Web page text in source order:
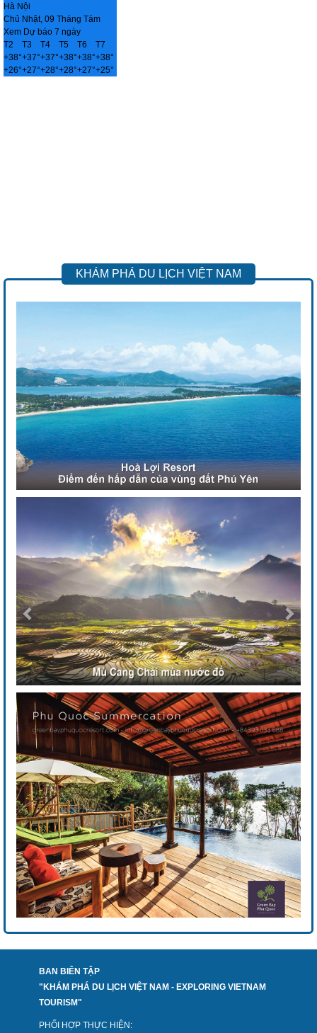
Hà Nội
Chủ Nhật, 09 Tháng Tám
Xem Dự báo 7 ngày
T2
T3 T4 T5 T6
T7
+38°+37°+37°+38°+38°+38°
+26°+27°+28°+28°+27°+25°
KHÁM PHÁ DU LỊCH VIỆT NAM
BAN BIÊN TẬP
"KHÁM PHÁ DU LỊCH VIỆT NAM - EXPLORING VIETNAM
TOURISM"
PHỐI HỢP THỰC HIỆN: